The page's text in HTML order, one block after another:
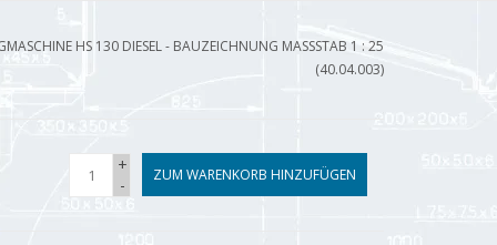
HS 130 DIESEL - BAUZEICHNUNG MASSSTAB 1 : 25 (
40.04.003)
+
-
ZUM WARENKORB HINZUFÜGEN